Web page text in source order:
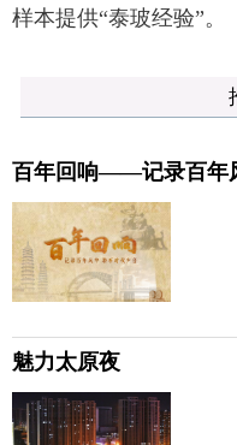
样本提供“泰玻经验”。
百年回响——记录百年
魅力太原夜